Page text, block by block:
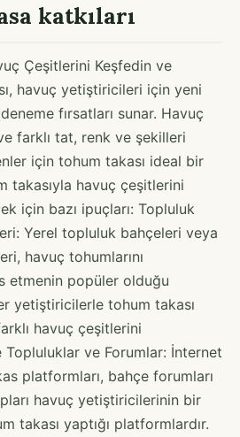
katkıları
Çeşitlerini Keşfedin ve
havuç yetiştiricileri için yeni
fırsatları sunar. Havuç
farklı tat, renk ve şekilleri
için tohum takası ideal bir
takasıyla havuç çeşitlerini
için bazı ipuçları: Topluluk
Yerel topluluk bahçeleri veya
havuç tohumlarını
etmenin popüler olduğu
yetiştiricilerle tohum takası
havuç çeşitlerini
ve Forumlar: İnternet
platformları, bahçe forumları
havuç yetiştiricilerinin bir
takası yaptığı platformlardır.